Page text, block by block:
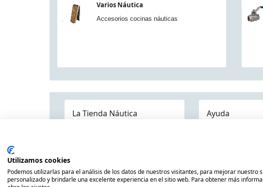
Varios Náutica
Accesorios cocinas náuticas
La Tienda Náutica
Náuticas
Nuestras Marcas
Ayuda
Aviso Legal
Utilizamos cookies
Podemos utilizarlas para el análisis de los datos de nuestros visitantes, para mejorar nuestro
personalizado y brindarle una excelente experiencia en el sitio web. Para obtener más